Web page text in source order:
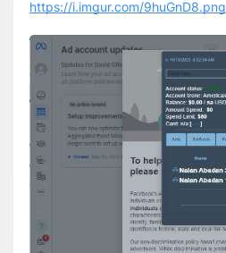
https://i.imgur.com/9huGnD8.png